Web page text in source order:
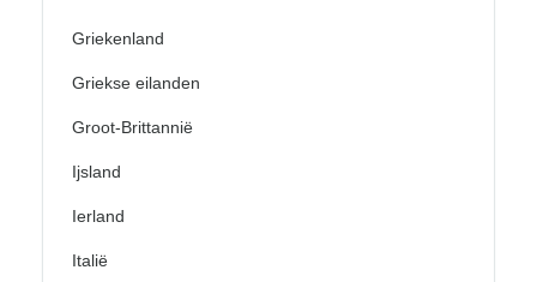
Griekenland
Griekse eilanden
Groot-Brittannië
Ijsland
Ierland
Italië